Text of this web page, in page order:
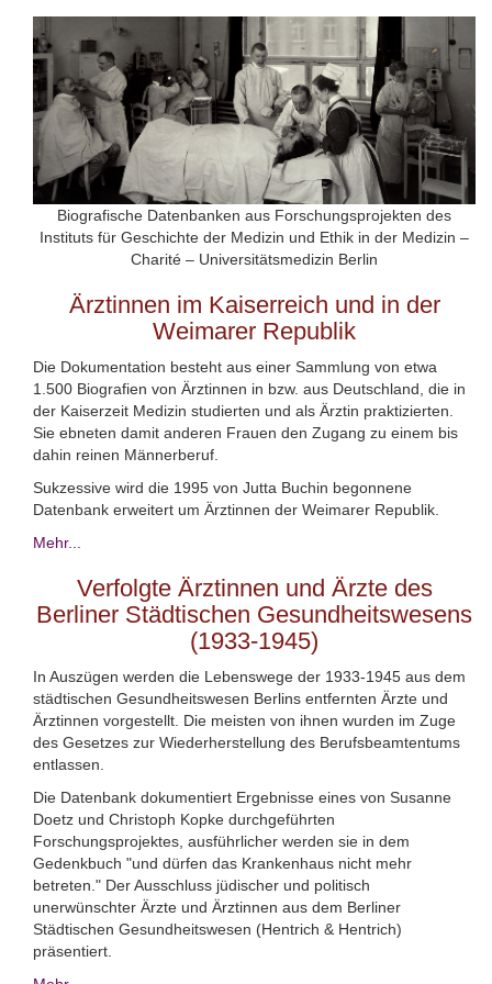
Biografische Datenbanken aus Forschungsprojekten des
Instituts für Geschichte der Medizin und Ethik in der Medizin –
Charité – Universitätsmedizin Berlin
Ärztinnen im Kaiserreich und in der
Weimarer Republik
Die Dokumentation besteht aus einer Sammlung von etwa
1.500 Biografien von Ärztinnen in bzw. aus Deutschland, die in
der Kaiserzeit Medizin studierten und als Ärztin praktizierten.
Sie ebneten damit anderen Frauen den Zugang zu einem bis
dahin reinen Männerberuf.
Sukzessive wird die 1995 von Jutta Buchin begonnene
Datenbank erweitert um Ärztinnen der Weimarer Republik.
Mehr...
Verfolgte Ärztinnen und Ärzte des
Berliner Städtischen Gesundheitswesens
(1933-1945)
In Auszügen werden die Lebenswege der 1933-1945 aus dem
städtischen Gesundheitswesen Berlins entfernten Ärzte und
Ärztinnen vorgestellt. Die meisten von ihnen wurden im Zuge
des Gesetzes zur Wiederherstellung des Berufsbeamtentums
entlassen.
Die Datenbank dokumentiert Ergebnisse eines von Susanne
Doetz und Christoph Kopke durchgeführten
Forschungsprojektes, ausführlicher werden sie in dem
Gedenkbuch "und dürfen das Krankenhaus nicht mehr
betreten." Der Ausschluss jüdischer und politisch
unerwünschter Ärzte und Ärztinnen aus dem Berliner
Städtischen Gesundheitswesen (Hentrich & Hentrich)
präsentiert.